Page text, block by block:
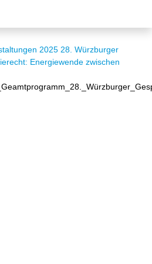
2025 28. Würzburger
Energiewende zwischen